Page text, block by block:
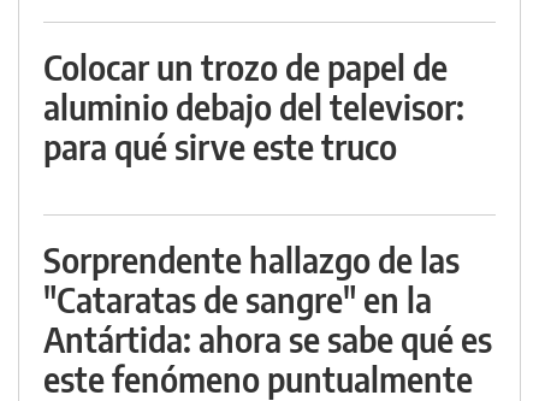
Colocar un trozo de papel de
aluminio debajo del televisor:
para qué sirve este truco
Sorprendente hallazgo de las
"Cataratas de sangre" en la
Antártida: ahora se sabe qué es
este fenómeno puntualmente